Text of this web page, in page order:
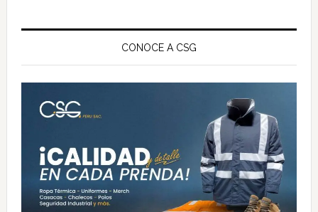
Barra
principal
CONOCE A CSG